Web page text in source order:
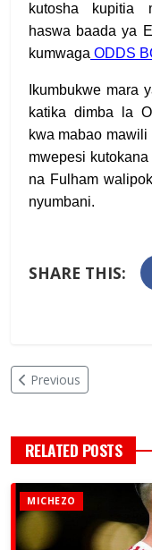
kutosha kupitia
haswa baada ya
kumwaga ODDS
Ikumbukwe mara
katika dimba la
kwa mabao
mwepesi
na Fulham
nyumbani.
SHARE THIS:
Previous
RELATED POSTS
MICHEZO